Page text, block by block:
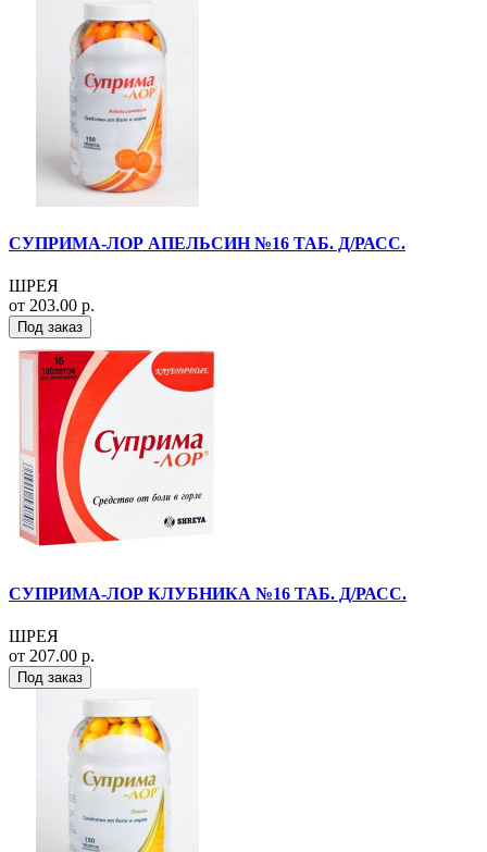
СУПРИМА-ЛОР АПЕЛЬСИН №16 ТАБ. Д/РАСС.
ШРЕЯ
от 203.00 р.
Под заказ
СУПРИМА-ЛОР КЛУБНИКА №16 ТАБ. Д/РАСС.
ШРЕЯ
от 207.00 р.
Под заказ